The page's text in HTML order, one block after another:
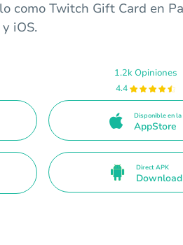
como Twitch Gift Card en
iOS.
1.2k Opiniones
4.4
Disponible en la
AppStore
Direct APK
Download